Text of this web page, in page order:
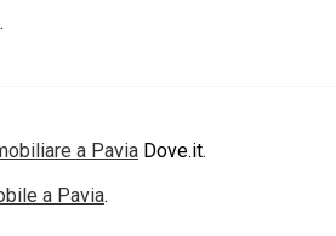
a Pavia Dove.it.
a Pavia.